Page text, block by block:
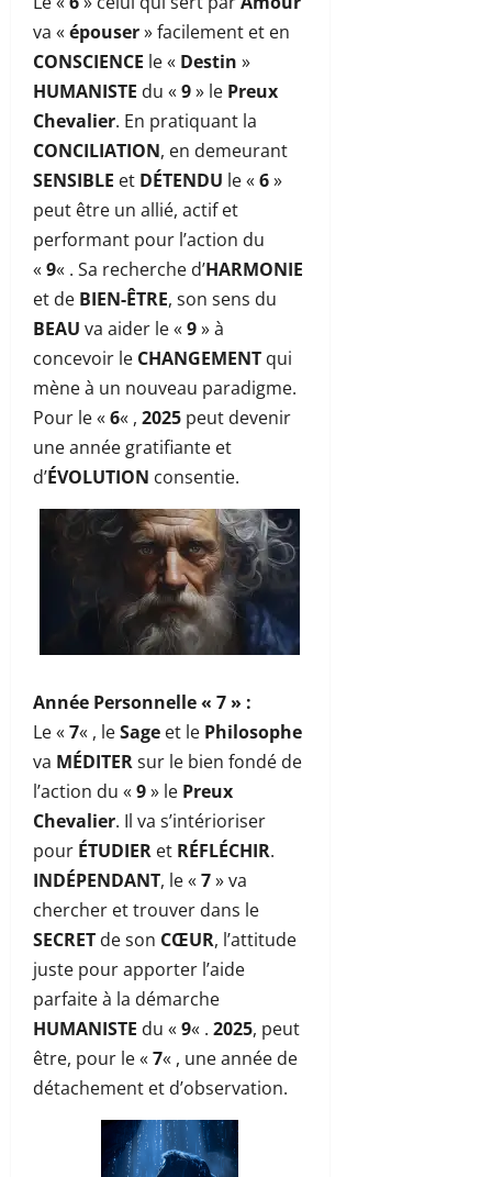
va «épouser» facilement et en
CONSCIENCE le « Destin »
HUMANISTE du «9» le Preux
Chevalier. En pratiquant la
CONCILIATION, en demeurant
SENSIBLE et DÉTENDU le «6»
peut être un allié, actif et
performant pour l’action du
«9« . Sa recherche d’HARMONIE
et de BIEN-ÊTRE, son sens du
BEAU va aider le «9» à
concevoir le CHANGEMENT qui
mène à un nouveau paradigme.
Pour le «6« , 2025 peut devenir
une année gratifiante et
d’ÉVOLUTION consentie.
Année Personnelle « 7 » :
Le «7« , leSage et le Philosophe
va MÉDITERsur le bien fondé de
l’action du «9» le Preux
Chevalier. Il va s’intérioriser
pour ÉTUDIER et RÉFLÉCHIR.
INDÉPENDANT, le «7» va
chercher et trouver dans le
SECRET de son CŒUR, l’attitude
juste pour apporter l’aide
parfaite à la démarche
HUMANISTE du «9« . 2025, peut
être, pour le «7« , une année de
détachement et d’observation.